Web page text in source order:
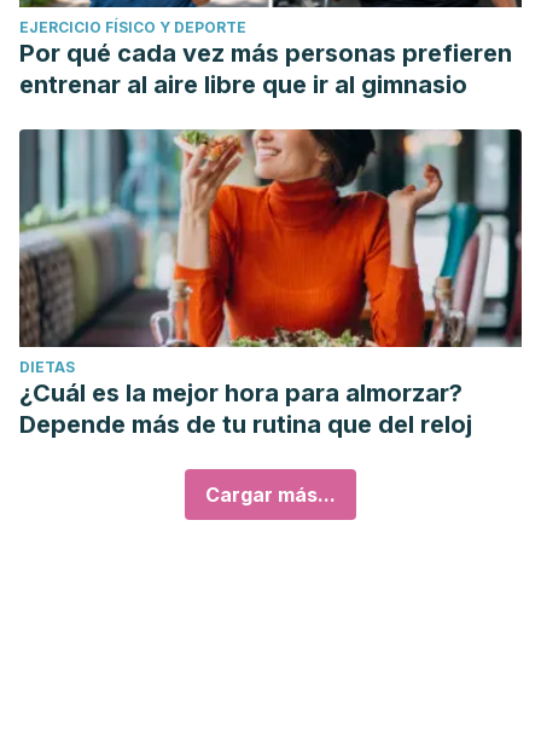
EJERCICIO FÍSICO Y DEPORTE
Por qué cada vez más personas prefieren
entrenar al aire libre que ir al gimnasio
DIETAS
¿Cuál es la mejor hora para almorzar?
Depende más de tu rutina que del reloj
Cargar más...